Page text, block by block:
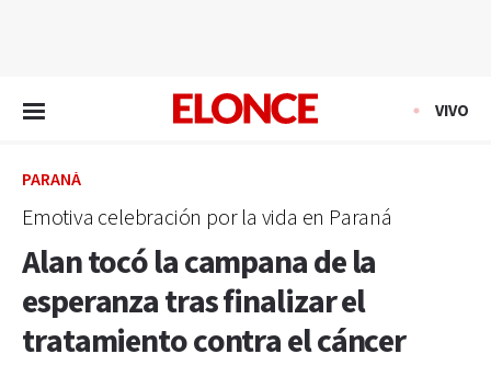
VIVO
PARANÁ
Emotiva celebración por la vida en Paraná
Alan tocó la campana de la
esperanza tras finalizar el
tratamiento contra el cáncer